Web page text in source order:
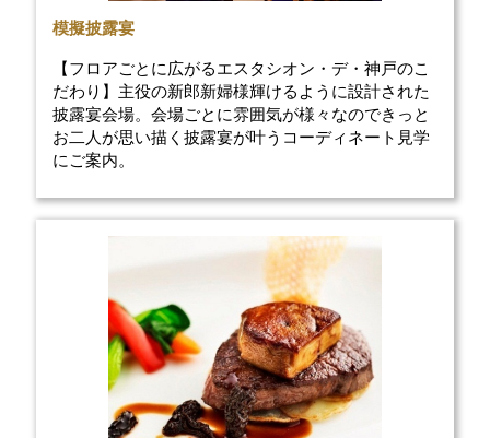
模擬披露宴
【フロアごとに広がるエスタシオン・デ・神戸のこ
だわり】主役の新郎新婦様輝けるように設計された
披露宴会場。会場ごとに雰囲気が様々なのできっと
お二人が思い描く披露宴が叶うコーディネート見学
にご案内。